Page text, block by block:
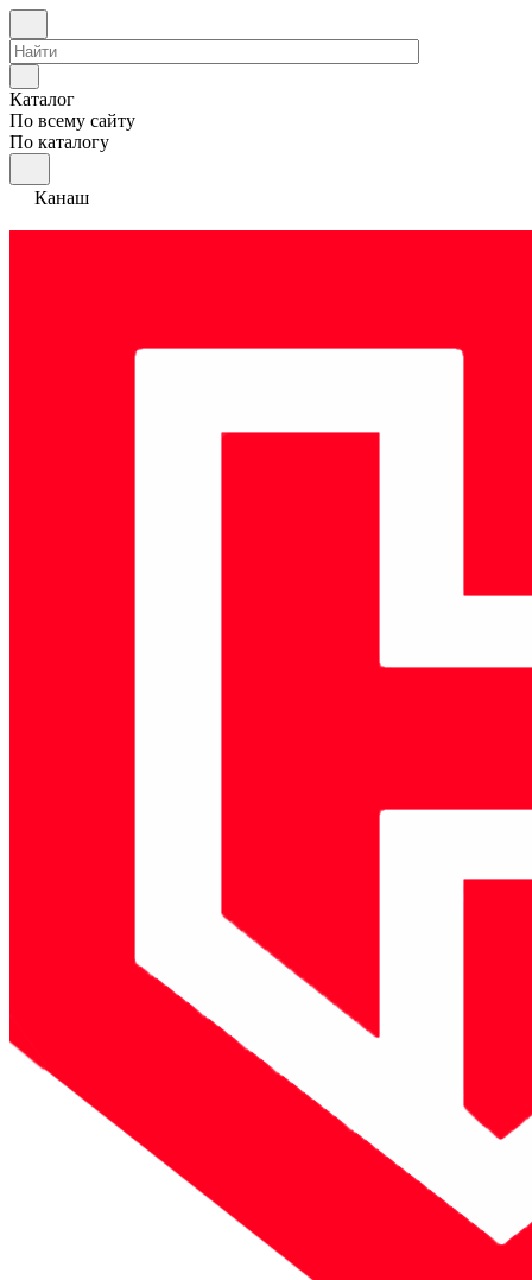
Каталог
По всему сайту
По каталогу
Канаш